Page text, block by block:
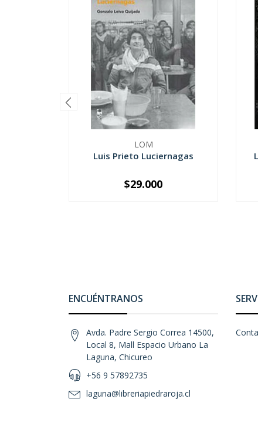
LOM
Luis Prieto Luciernagas
+
$29.000
ENCUÉNTRANOS
Avda. Padre Sergio Correa 14500,
Local 8, Mall Espacio Urbano La
Laguna, Chicureo
+56 9 57892735
laguna@libreriapiedraroja.cl